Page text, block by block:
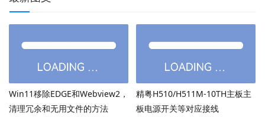
Win11移除EDGE和Webview2，
清理冗余和无用文件的方法
精粤H510/H511M-10TH主板主
板电源开关等对应接线